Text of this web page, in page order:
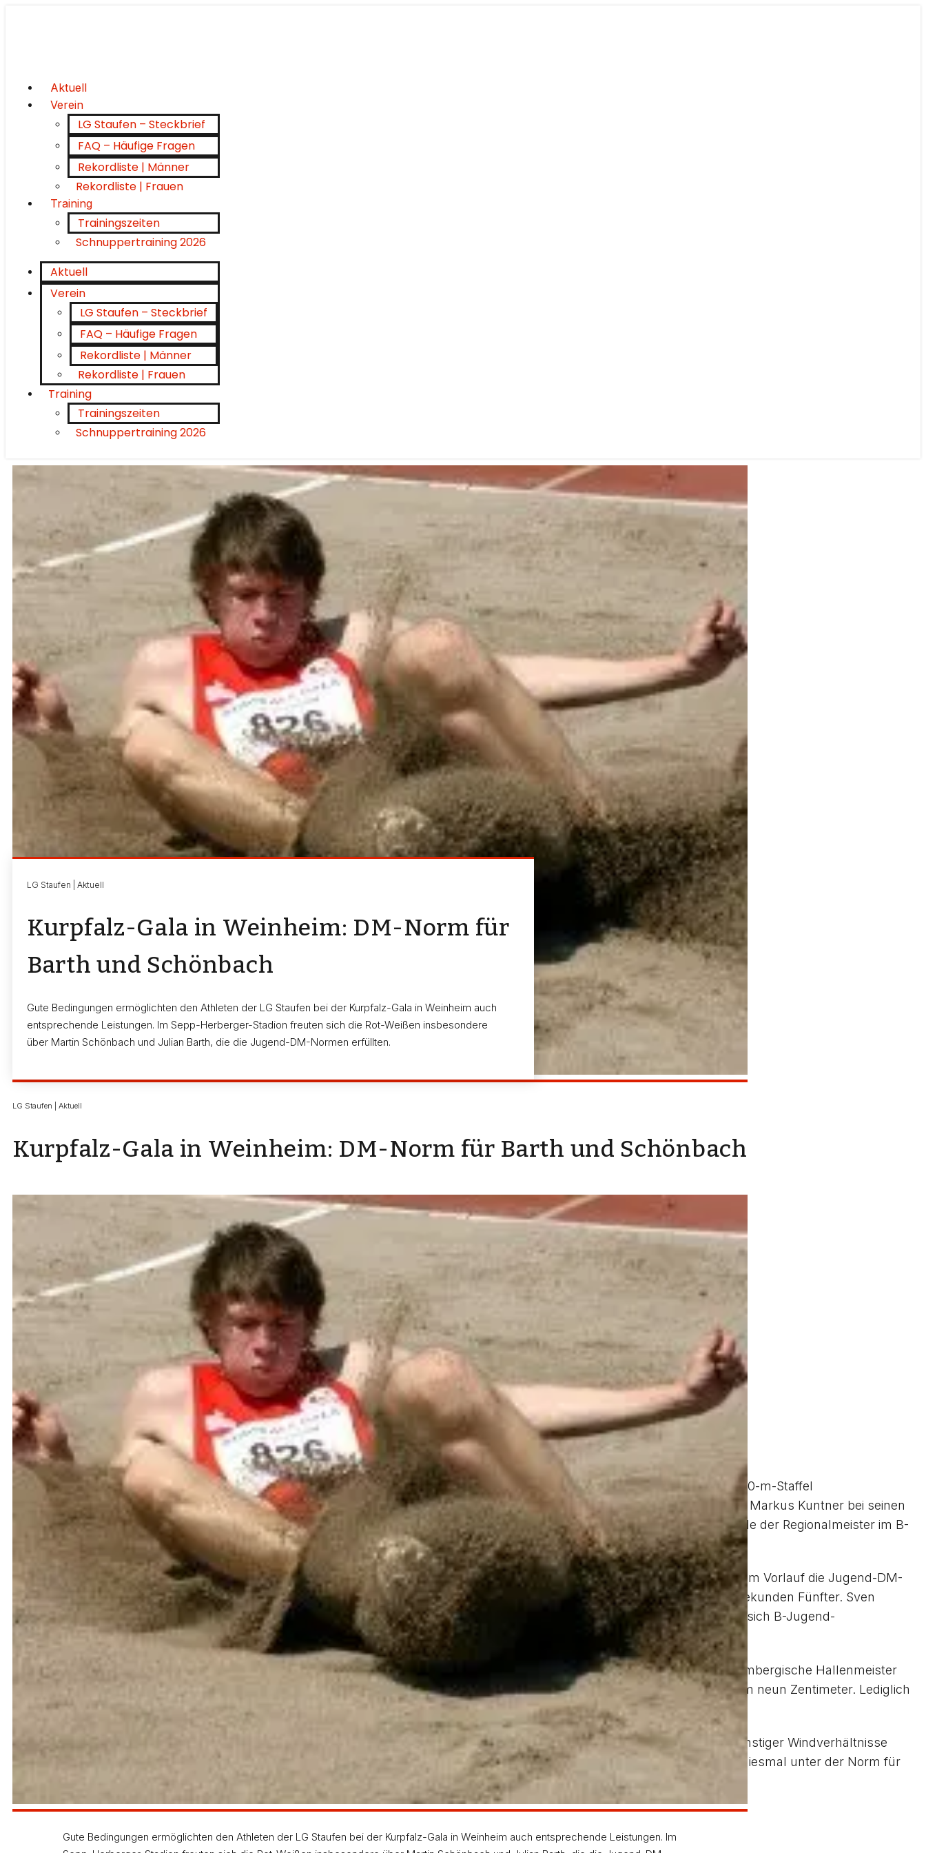
Aktuell
Verein
LG Staufen – Steckbrief
FAQ – Häufige Fragen
Rekordliste | Männer
Rekordliste | Frauen
Training
Trainingszeiten
Schnuppertraining 2026
Aktuell
Verein
LG Staufen – Steckbrief
FAQ – Häufige Fragen
Rekordliste | Männer
Rekordliste | Frauen
Training
Trainingszeiten
Schnuppertraining 2026
LG Staufen | Aktuell
Kurpfalz-Gala in Weinheim: DM-Norm für
Barth und Schönbach
Gute Bedingungen ermöglichten den Athleten der LG Staufen bei der Kurpfalz-Gala in Weinheim auch
entsprechende Leistungen. Im Sepp-Herberger-Stadion freuten sich die Rot-Weißen insbesondere
über Martin Schönbach und Julian Barth, die die Jugend-DM-Normen erfüllten.
LG Staufen | Aktuell
Kurpfalz-Gala in Weinheim: DM-Norm für Barth und Schönbach
Gute Bedingungen ermöglichten den Athleten der LG Staufen bei der Kurpfalz-Gala in Weinheim auch entsprechende Leistungen. Im
Mit 11,41 Sekunden für Matthias Barth und 11,78 für Nils Wacker gab es ordentliche 100-m-Zeiten. Allerdings lief es in der 4 x 100-m-Staffel
wechseltechnisch überhaupt nicht rund, so dass es zwangsläufig zur Aufgabe kam war. Gegenwind behinderte 400-m-Läufer Markus Kuntner bei seinen
52,58 Sekunden. Bei Weitspringer Stefan Köpf läuft es immer besser. Nun ist er schon wieder bei 7,34 m angelangt. Damit wurde der Regionalmeister im B-
Finale Siebter. Kreismeister Nils Wacker kam mit 6,82 m auf Rang 9.
Glänzend disponiert zeigte sich Martin Schönbach im 100-m-Rennen der A-Jugend. Mit großartigen 11,14 Sekunden unterbot er im Vorlauf die Jugend-DM-
Norm um sechs Hundertstel und hat damit die Fahrkarte nach Ulm sicher. Im B-Finale wurde der Hofherrnweilerner in 11,28 Sekunden Fünfter. Sven
Zellner schied im Vorlauf mit 11,31 Sekunden aus, wobei ihn jedoch eine Fußverletzung behinderte. Im 800-m-Lauf verbesserte sich B-Jugend-
Regionalmeister André Hieber um 83 Hundertstel auf 2:05,40 Minuten.
Je länger die Saison geht, umso stärker wird auch Weitspringer Julian Barth. Mit prächtigen 7,09 m steigerte der baden-württembergische Hallenmeister
seine Freiluft-Bestleistung um sieben Zentimeter. Die Norm für die Deutschen Jugendmeisterschaften übertraf der Böbinger um neun Zentimeter. Lediglich
der vorjährige deutsche B-Jugend-Meister Moritz Riekert (TuS Metzingen) war noch um einen winzigen Zentimeter besser.
Hoch überlegen war Svenja Sickinger im 800-m-Lauf der Frauen, den sie mit sieben Sekunden Vorsprung gewann. Trotz ungünstiger Windverhältnisse
kam sie mit 2:13,70 Minuten bis auf 44 Hundertstelsekunden an ihre Bestzeit heran. Über drei Sekunden blieb die Bettringerin diesmal unter der Norm für
die Deutschen U 23-Juniorenmeisterschaften.